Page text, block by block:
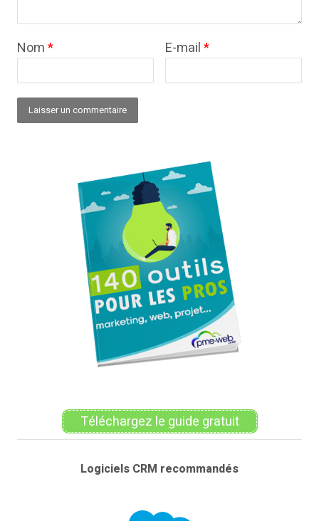
Nom* E-mail*
Téléchargez le guide gratuit
Logiciels CRM recommandés